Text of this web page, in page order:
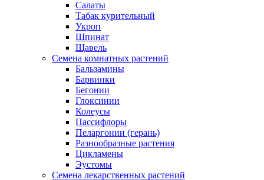
Салаты
Табак курительный
Укроп
Шпинат
Щавель
Семена комнатных растений
Бальзамины
Барвинки
Бегонии
Глоксинии
Колеусы
Пассифлоры
Пеларгонии (герань)
Разнообразные растения
Цикламены
Эустомы
Семена лекарственных растений